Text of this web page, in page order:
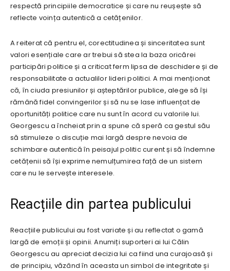
respectă principiile democratice și care nu reușește să
reflecte voința autentică a cetățenilor.
A reiterat că pentru el, corectitudinea și sinceritatea sunt
valori esențiale care ar trebui să stea la baza oricărei
participări politice și a criticat ferm lipsa de deschidere și de
responsabilitate a actualilor lideri politici. A mai menționat
că, în ciuda presiunilor și așteptărilor publice, alege să își
rămână fidel convingerilor și să nu se lase influențat de
oportunități politice care nu sunt în acord cu valorile lui.
Georgescu a încheiat prin a spune că speră ca gestul său
să stimuleze o discuție mai largă despre nevoia de
schimbare autentică în peisajul politic curent și să îndemne
cetățenii să își exprime nemulțumirea față de un sistem
care nu le servește interesele.
Reacțiile din partea publicului
Reacțiile publicului au fost variate și au reflectat o gamă
largă de emoții și opinii. Anumiți suporteri ai lui Călin
Georgescu au apreciat decizia lui ca fiind una curajoasă și
de principiu, văzând în aceasta un simbol de integritate și